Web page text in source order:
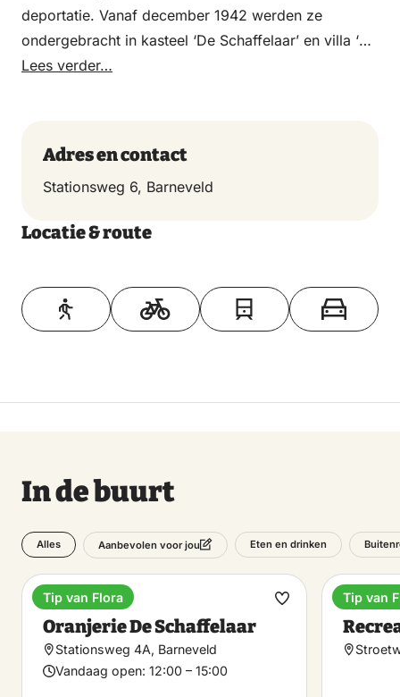
deportatie. Vanaf december 1942 werden ze
ondergebracht in kasteel ‘De Schaffelaar’ en villa ‘De
Biezen’ in Barneveld. Dit gebeurde in het kader van
Theresienstadt. In totaal hebben 632 Joden van
deze groep de oorlog overleefd.
Lees verder…
Adres en contact
Stationsweg 6, Barneveld
Locatie & route
Toon op kaart
In de buurt
Alles Aanbevolen voor jou Eten en drinken
High tea
Oranjerie De Schaffelaar
Stationsweg 4A, Barneveld
Vandaag open: 12:00 – 15:00
Tip van Flora
Maak
Tip van